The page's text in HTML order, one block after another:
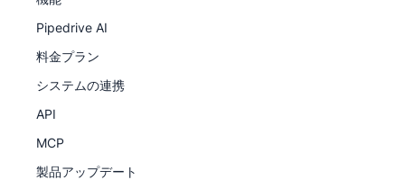
Pipedrive AI
料金プラン
システムの連携
API
MCP
製品アップデート